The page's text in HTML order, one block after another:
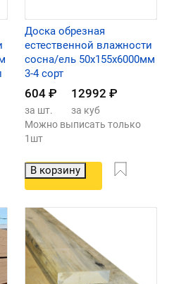
Доска обрезная
естественной влажности
сосна/ель 50х155х6000мм
3-4 сорт
604 ₽ 12992 ₽
за шт.
за куб
Можно выписать только
1шт
В корзину